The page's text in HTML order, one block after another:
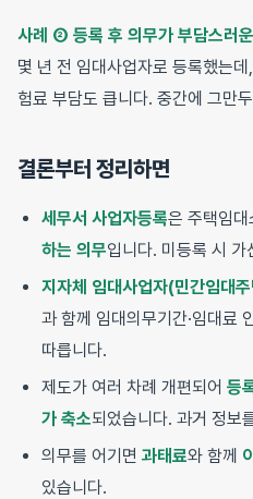
사례 ② 등록 후 의무가 부담스러
몇 년 전 임대사업자로 등록했는
험료 부담도 큽니다. 중간에 그만
결론부터 정리하면
세무서 사업자등록은 주택임
하는 의무입니다. 미등록 시 가
지자체 임대사업자(민간임대
과 함께 임대의무기간·임대료
따릅니다.
제도가 여러 차례 개편되어 등
가 축소되었습니다. 과거 정보
의무를 어기면 과태료와 함께
있습니다.